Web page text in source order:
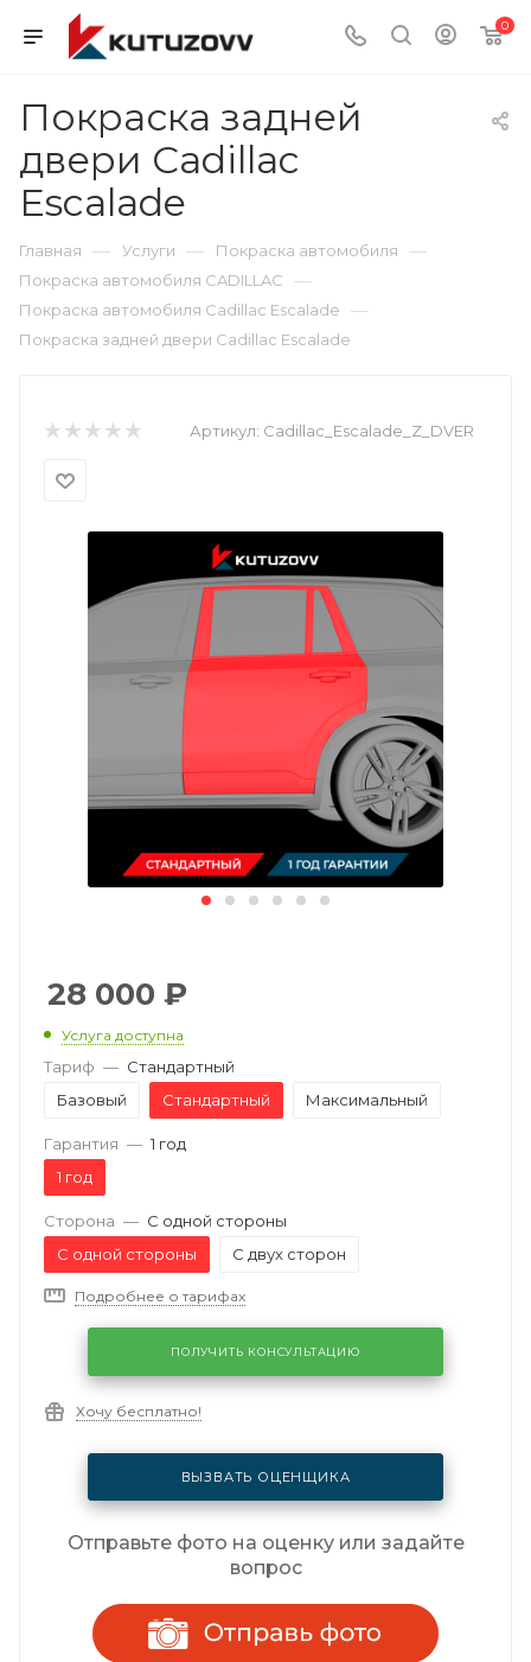
0
Покраска задней
двери Cadillac
Escalade
Главная — Услуги — Покраска автомобиля —
Покраска автомобиля CADILLAC —
Покраска автомобиля Cadillac Escalade —
Покраска задней двери Cadillac Escalade
Артикул: Cadillac_Escalade_Z_DVER
28 000 ₽
Услуга доступна
Тариф — Стандартный
Базовый
Стандартный Максимальный
Гарантия — 1 год
1 год
Сторона — С одной стороны
С одной стороны
С двух сторон
Подробнее о тарифах
ПОЛУЧИТЬ КОНСУЛЬТАЦИЮ
Хочу бесплатно!
ВЫЗВАТЬ ОЦЕНЩИКА
Отправьте фото на оценку или задайте
вопрос